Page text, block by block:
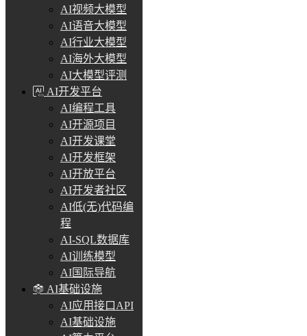
AI视频大模型
AI语音大模型
AI行业大模型
AI海外大模型
AI大模型评测
AI开发平台
AI编程工具
AI开源项目
AI开发课堂
AI开发框架
AI开放平台
AI开发者社区
AI低(无)代码编
程
AI-SQL数据库
AI训练模型
AI国际导航
AI基础设施
AI应用接口API
AI基础设施